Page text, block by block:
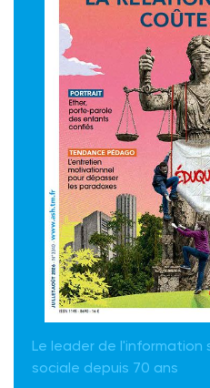
Le leader de
sociale depuis 70 ans